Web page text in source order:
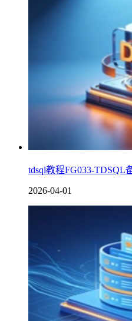
tdsql教程FG033-TDSQL
2026-04-01